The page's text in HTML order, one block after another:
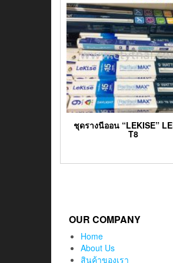
ชุดรางนีออน “LEKISE”
T8
OUR COMPANY
Home
About Us
สินค้าของเรา